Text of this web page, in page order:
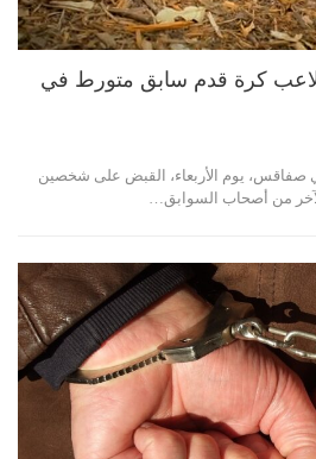
كرة قدم سابق متورط في
يوم الأربعاء، القبض على شخصين
من أصحاب السوابق…